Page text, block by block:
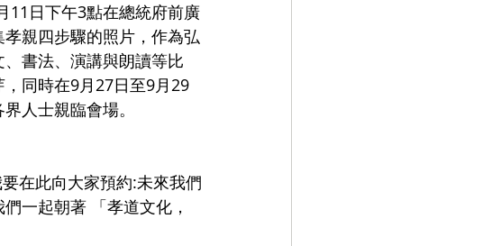
11日下午3點在總統府前廣
親四步驟的照片，作為弘
書法、演講與朗讀等比
同時在9月27日至9月29
會各界人士親臨會場。
一起朝著 「孝道文化，